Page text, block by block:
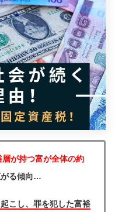
層が持つ富が全体の約
がる傾向…
こし、罪を犯した富裕